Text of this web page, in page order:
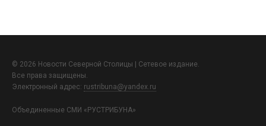
© 2026 Новости Северной Столицы | Сетевое издание.
Все права защищены.
Электронный адрес: rustribuna@yandex.ru
Объединенные СМИ «РУСТРИБУНА»